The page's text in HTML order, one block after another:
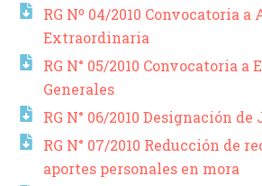
RG Nº 04/2010 Convocatoria a
Extraordinaria
RG N° 05/2010 Convocatoria a
Generales
RG N° 06/2010 Designación
RG N° 07/2010 Reducción de
aportes personales en mora